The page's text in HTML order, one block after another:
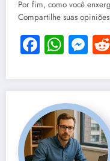
Por fim, como você
Compartilhe suas